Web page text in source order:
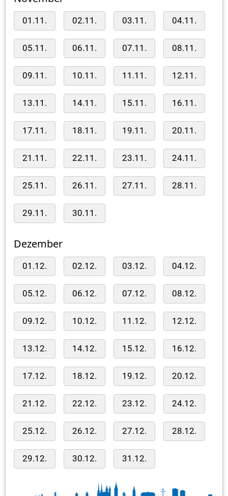
01.11. 02.11. 03.11. 04.11.
05.11. 06.11. 07.11. 08.11.
09.11. 10.11. 11.11. 12.11.
13.11. 14.11. 15.11. 16.11.
17.11. 18.11. 19.11. 20.11.
21.11. 22.11. 23.11. 24.11.
25.11. 26.11. 27.11. 28.11.
29.11. 30.11.
Dezember
01.12. 02.12. 03.12. 04.12.
05.12. 06.12. 07.12. 08.12.
09.12. 10.12. 11.12. 12.12.
13.12. 14.12. 15.12. 16.12.
17.12. 18.12. 19.12. 20.12.
21.12. 22.12. 23.12. 24.12.
25.12. 26.12. 27.12. 28.12.
29.12. 30.12. 31.12.